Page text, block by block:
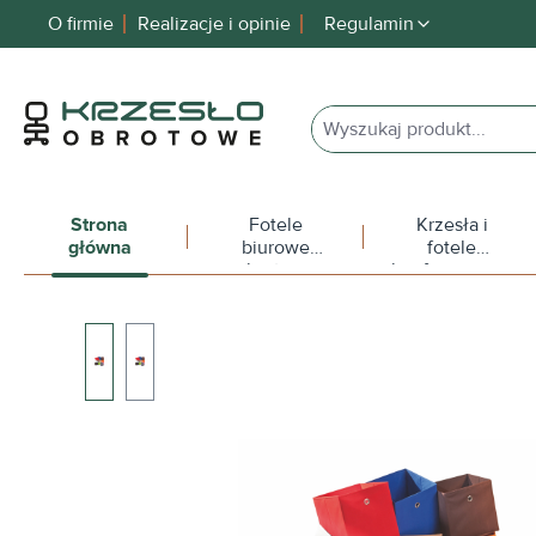
Przejdź do głównej nawigacji
O firmie Realizacje i opinie Regulamin
Strona
główna
Fotele
biurowe
obrotowe
Krzesła i
fotele
konferencyjne